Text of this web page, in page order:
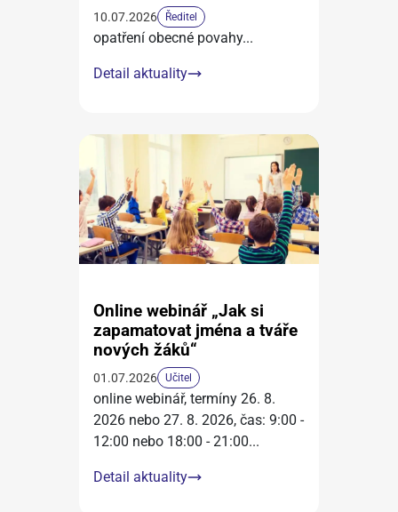
10.07.2026 Ředitel
opatření obecné povahy...
Detail aktuality
Online webinář „Jak si
zapamatovat jména a tváře
nových žáků“
01.07.2026 Učitel
online webinář, termíny 26. 8.
2026 nebo 27. 8. 2026, čas: 9:00 -
12:00 nebo 18:00 - 21:00...
Detail aktuality